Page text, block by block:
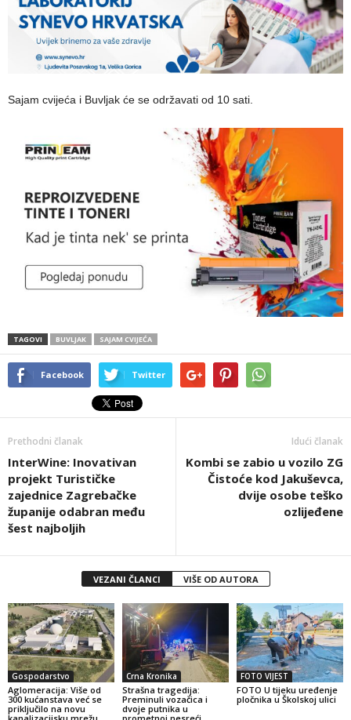
Sajam cvijeća i Buvljak će se održavati od 10 sati.
TAGOVI BUVLJAK SAJAM CVIJEĆA
Facebook Twitter
Prethodni članak
InterWine: Inovativan
projekt Turističke
zajednice Zagrebačke
županije odabran među
šest najboljih
Idući članak
Kombi se zabio u vozilo ZG
Čistoće kod Jakuševca,
dvije osobe teško
ozlijeđene
VEZANI ČLANCI VIŠE OD AUTORA
Gospodarstvo
Aglomeracija: Više od
300 kućanstava već se
priključilo na novu
Crna Kronika
Strašna tragedija:
Preminuli vozačica i
dvoje putnika u
FOTO VIJEST
FOTO U tijeku uređenje
pločnika u Školskoj ulici